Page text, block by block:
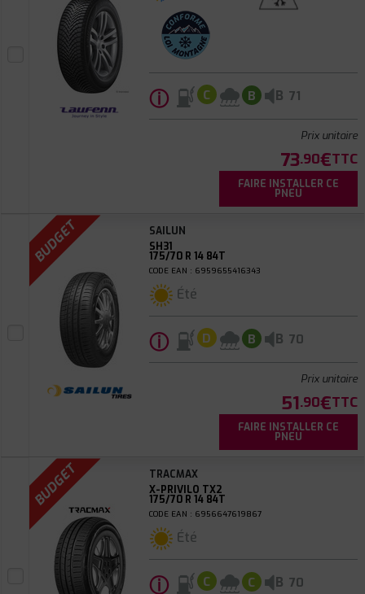
ⓘ C B B 71
Prix unitaire
73.90€TTC
FAIRE INSTALLER CE
PNEU
BUDGET
SAILUN
SH31
175/70 R 14 84T
CODE EAN : 6959655416343
Été
ⓘ D B B 70
Prix unitaire
51.90€TTC
FAIRE INSTALLER CE
PNEU
BUDGET
TRACMAX
X-PRIVILO TX2
175/70 R 14 84T
CODE EAN : 6956647619867
Été
ⓘ C C B 70